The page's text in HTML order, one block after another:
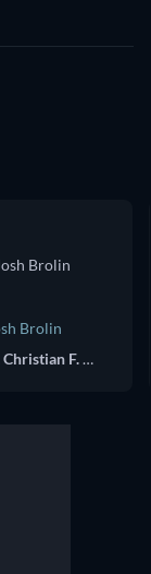
Brolin
Lt. Det. Christian F. "Bigfoot" Bjornsen